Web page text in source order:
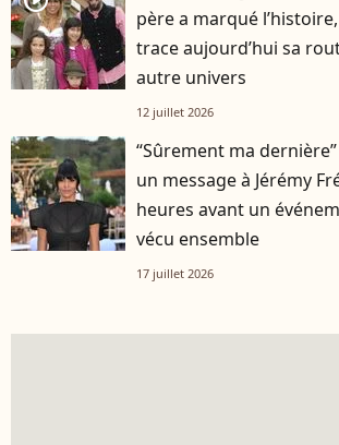
père a marqué
trace aujourd’hui sa
autre univers
12 juillet 2026
“Sûrement ma
un message à Jérémy
heures avant un
vécu ensemble
17 juillet 2026